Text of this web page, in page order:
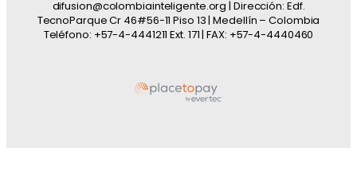
difusion@colombiainteligente.org | Dirección: Edf.
TecnoParque Cr 46#56-11 Piso 13 | Medellín – Colombia
Teléfono: +57-4-4441211 Ext. 171 | FAX: +57-4-4440460